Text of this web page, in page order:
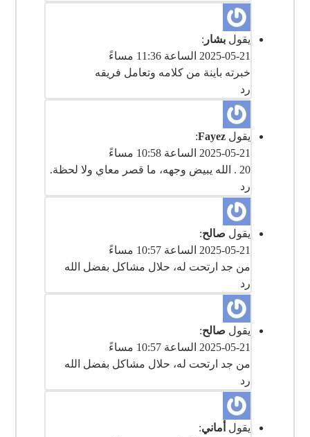
يقول بشار :
2025-05-21 الساعة 11:36 مساءً
رد
يقول Fayez
:
2025-05-21 الساعة 10:58 مساءً
‎ 20. الله يبيض وجهه، ما قصر معاي ولا لحظة.
رد
يقول صالح:
2025-05-21 الساعة 10:57 مساءً
رد
يقول صالح:
2025-05-21 الساعة 10:57 مساءً
رد
يقول أماني: